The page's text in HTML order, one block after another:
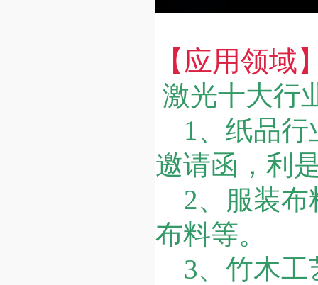
【应用领域
激光十大行
1、纸品行
邀请函，利
2、服装布
布料等。
3、竹木工